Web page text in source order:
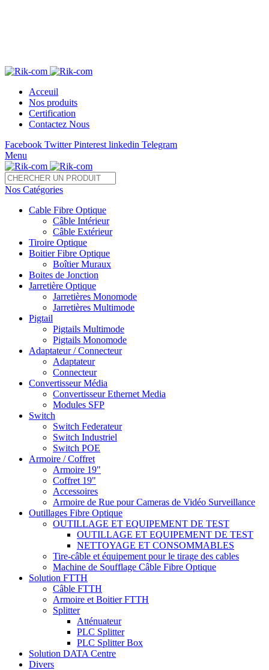
Acceuil
Nos produits
Certification
Contactez Nous
Facebook Twitter Pinterest linkedin Telegram
Menu
Nos Catégories
Cable Fibre Optique
Câble Intérieur
Câble Extérieur
Tiroire Optique
Boitier Fibre Optique
Boîtier Muraux
Boites de Jonction
Jarretière Optique
Jarretières Monomode
Jarretières Multimode
Pigtail
Pigtails Multimode
Pigtails Monomode
Adaptateur / Connecteur
Adaptateur
Connecteur
Convertisseur Média
Convertisseur Ethernet Media
Modules SFP
Switch
Switch Federateur
Switch Industriel
Switch POE
Armoire / Coffret
Armoire 19"
Coffret 19"
Accessoires
Armoire de Rue pour Cameras de Vidéo Surveillance
Outillages Fibre Optique
OUTILLAGE ET EQUIPEMENT DE TEST
OUTILLAGE ET EQUIPEMENT DE TEST
NETTOYAGE ET CONSOMMABLES
Tire-câble et équipement pour le tirage des cables
Machine de Soufflage Câble Fibre Optique
Solution FTTH
Câble FTTH
Armoire et Boitier FTTH
Splitter
Atténuateur
PLC Splitter
PLC Splitter Box
Solution DATA Centre
Divers